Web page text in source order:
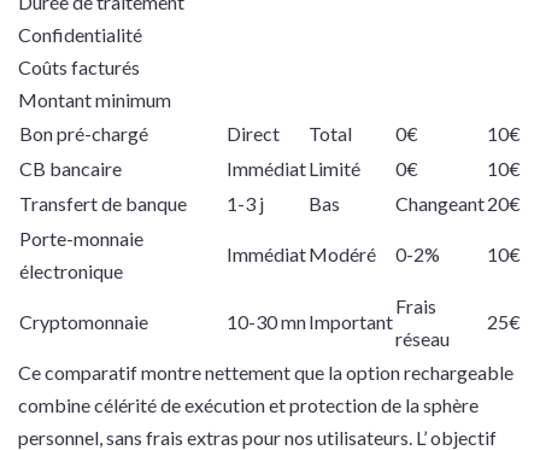
Confidentialité
Coûts facturés
Montant minimum
Bon pré-chargé
Direct Total 0€
10€
CB bancaire
ImmédiatLimité 0€
10€
Transfert de banque
1-3 j Bas Changeant20€
Porte-monnaie
électronique
ImmédiatModéré 0-2% 10€
Cryptomonnaie 10-30 mnImportant
Frais
réseau
25€
Ce comparatif montre nettement que la option rechargeable
combine célérité de exécution et protection de la sphère
personnel, sans frais extras pour nos utilisateurs. L’ objectif